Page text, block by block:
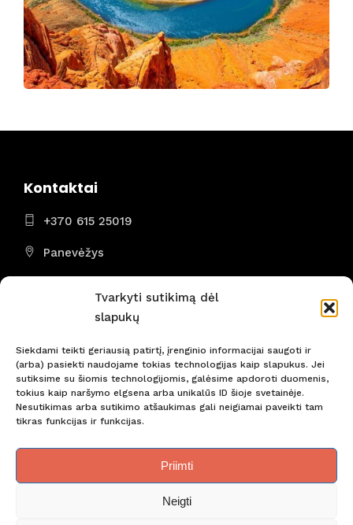
Tvarkyti sutikimą dėl
slapukų
Siekdami teikti geriausią patirtį, įrenginio informacijai saugoti ir
(arba) pasiekti naudojame tokias technologijas kaip slapukus. Jei
sutiksime su šiomis technologijomis, galėsime apdoroti duomenis,
tokius kaip naršymo elgsena arba unikalūs ID šioje svetainėje.
Nesutikimas arba sutikimo atšaukimas gali neigiamai paveikti tam
tikras funkcijas ir funkcijas.
Priimti
Neigti
Kontaktai
+370 615 25019
Panevėžys
Nepraleiskite svarbiausių naujienų! Būkite pirmi!